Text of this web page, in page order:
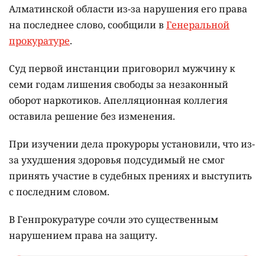
Алматинской области из-за нарушения его права
на последнее слово, сообщили вГенеральной
прокуратуре.
Суд первой инстанции приговорил мужчину к
семи годам лишения свободы за незаконный
оборот наркотиков. Апелляционная коллегия
оставила решение без изменения.
При изучении дела прокуроры установили, что из-
за ухудшения здоровья подсудимый не смог
принять участие в судебных прениях и выступить
с последним словом.
В Генпрокуратуре сочли это существенным
нарушением права на защиту.